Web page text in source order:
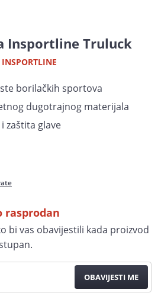
Insportline Truluck
INSPORTLINE
borilačkih sportova
dugotrajnog materijala
zaštita glave
rasprodan
bi vas obavijestili kada proizvod
OBAVIJESTI ME